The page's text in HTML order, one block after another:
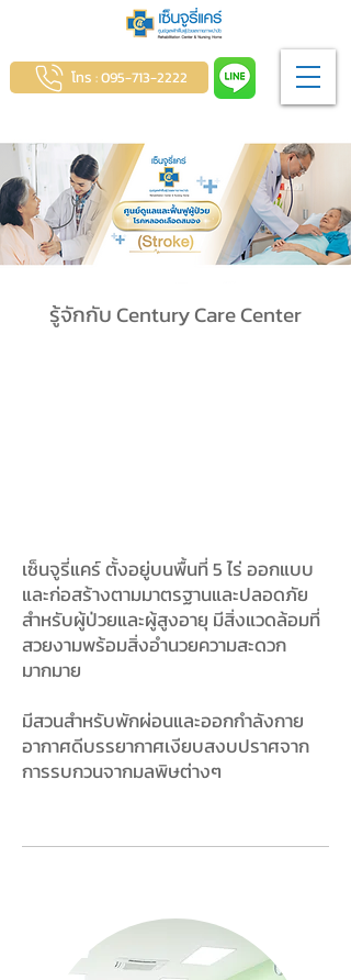
โทร : 095-713-2222
รู้จักกับ Century Care Center
เซ็นจูรี่แคร์ ตั้งอยู่บนพื้นที่ 5 ไร่ ออกแบบ
และก่อสร้างตามมาตรฐานและปลอดภัย
สำหรับผู้ป่วยและผู้สูงอายุ มีสิ่งแวดล้อมที่
สวยงามพร้อมสิ่งอำนวยความสะดวก
มากมาย
มีสวนสำหรับพักผ่อนและออกกำลังกาย
อากาศดีบรรยากาศเงียบสงบปราศจาก
การรบกวนจากมลพิษต่างๆ